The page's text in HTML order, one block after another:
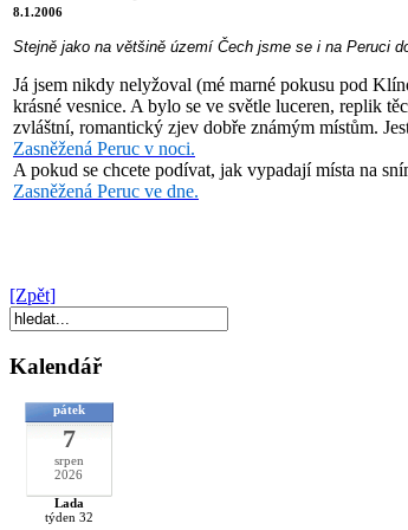
8.1.2006
Stejně jako na většině území Čech jsme se i na Peruci
Já jsem nikdy nelyžoval (mé marné pokusu pod
krásné vesnice. A bylo se ve světle luceren, replik
zvláštní, romantický zjev dobře známým místům.
Zasněžená Peruc v noci.
A pokud se chcete podívat, jak vypadají místa na
Zasněžená Peruc ve dne.
[Zpět]
Kalendář
pátek
7
srpen
2026
Lada
týden 32